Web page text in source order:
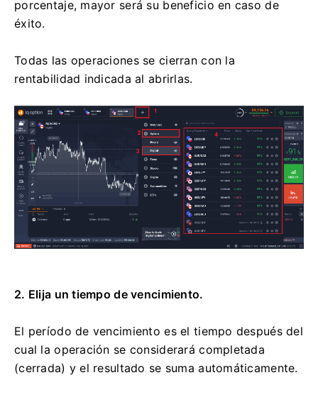
porcentaje, mayor será su beneficio en caso de
éxito.
Todas las operaciones se cierran con la
rentabilidad indicada al abrirlas.
2. Elija un tiempo de vencimiento.
El período de vencimiento es el tiempo después del
cual la operación se considerará completada
(cerrada) y el resultado se suma automáticamente.